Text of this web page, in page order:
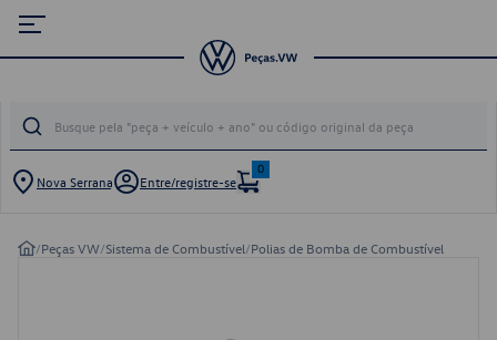
Nova Serrana Entre/registre-se
0
/Peças VW/Sistema de Combustível/Polias de Bomba de Combustível